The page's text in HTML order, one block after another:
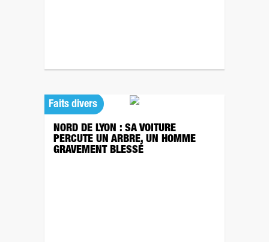
Faits divers
NORD DE LYON : SA VOITURE
PERCUTE UN ARBRE, UN HOMME
GRAVEMENT BLESSÉ